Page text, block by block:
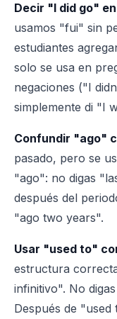
Decir "I did go"
usamos "fui" sin
estudiantes
solo se usa en
negaciones ("I
simplemente di "I
Confundir "ago"
pasado, pero se
"ago": no digas
después del
"ago two years".
Usar "used to"
estructura
infinitivo". No
Después de